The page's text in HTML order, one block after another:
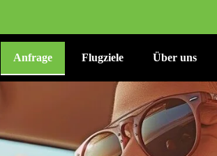
Anfrage Flugziele Über uns